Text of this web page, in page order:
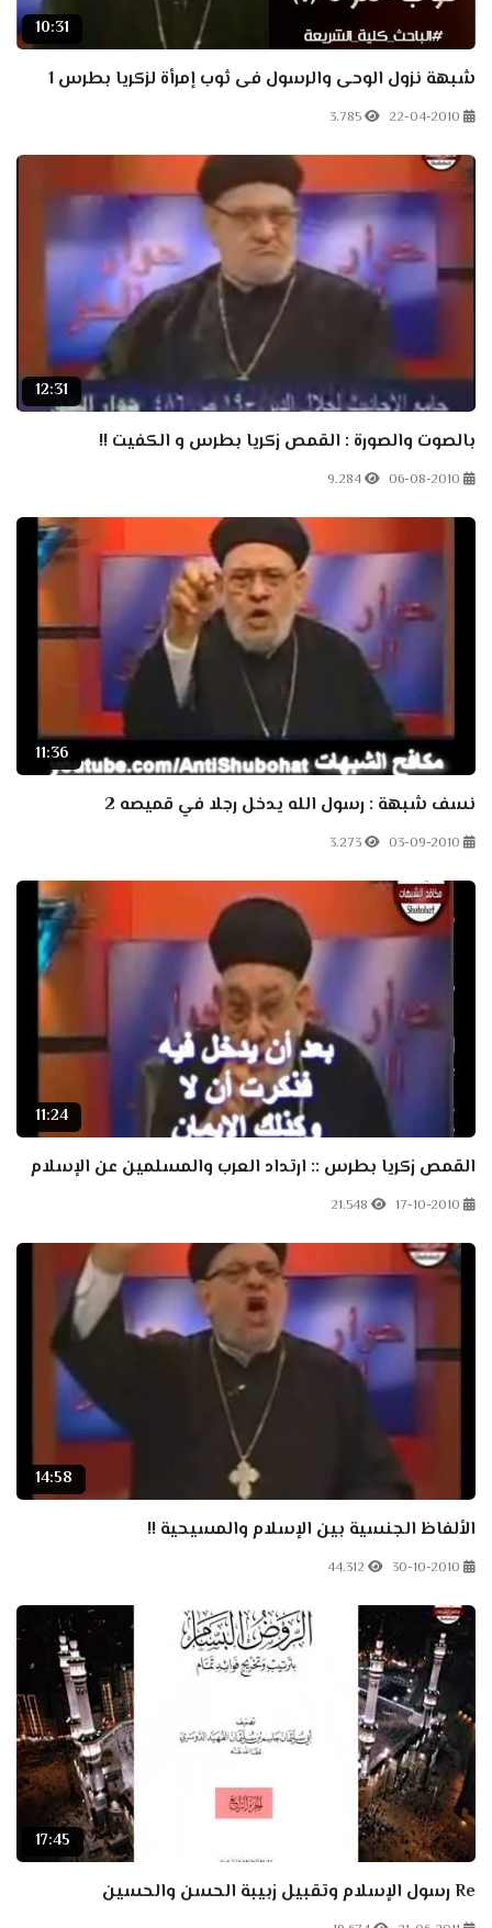
10:31
شبهة نزول الوحى والرسول فى ثوب إمرأة لزكريا بطرس 1
22-04-2010
3.785
12:31
بالصوت والصورة : القمص زكريا بطرس و الكفيت !!
06-08-2010
9.284
11:36
نسف شبهة : رسول الله يدخل رجلا في قميصه 2
03-09-2010
3.273
11:24
القمص زكريا بطرس :: ارتداد العرب والمسلمين عن الإسلام
17-10-2010
21.548
14:58
الألفاظ الجنسية بين الإسلام والمسيحية !!
30-10-2010
44.312
17:45
Re رسول الإسلام وتقبيل زبيبة الحسن والحسين